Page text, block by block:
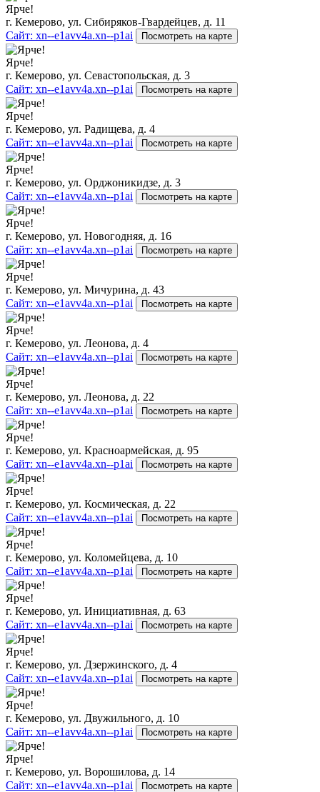
Ярче!
г. Кемерово, ул. Сибиряков-Гвардейцев, д. 11
Сайт: xn--e1avv4a.xn--p1ai
Посмотреть на карте
Ярче!
г. Кемерово, ул. Севастопольская, д. 3
Сайт: xn--e1avv4a.xn--p1ai
Посмотреть на карте
Ярче!
г. Кемерово, ул. Радищева, д. 4
Сайт: xn--e1avv4a.xn--p1ai
Посмотреть на карте
Ярче!
г. Кемерово, ул. Орджоникидзе, д. 3
Сайт: xn--e1avv4a.xn--p1ai
Посмотреть на карте
Ярче!
г. Кемерово, ул. Новогодняя, д. 16
Сайт: xn--e1avv4a.xn--p1ai
Посмотреть на карте
Ярче!
г. Кемерово, ул. Мичурина, д. 43
Сайт: xn--e1avv4a.xn--p1ai
Посмотреть на карте
Ярче!
г. Кемерово, ул. Леонова, д. 4
Сайт: xn--e1avv4a.xn--p1ai
Посмотреть на карте
Ярче!
г. Кемерово, ул. Леонова, д. 22
Сайт: xn--e1avv4a.xn--p1ai
Посмотреть на карте
Ярче!
г. Кемерово, ул. Красноармейская, д. 95
Сайт: xn--e1avv4a.xn--p1ai
Посмотреть на карте
Ярче!
г. Кемерово, ул. Космическая, д. 22
Сайт: xn--e1avv4a.xn--p1ai
Посмотреть на карте
Ярче!
г. Кемерово, ул. Коломейцева, д. 10
Сайт: xn--e1avv4a.xn--p1ai
Посмотреть на карте
Ярче!
г. Кемерово, ул. Инициативная, д. 63
Сайт: xn--e1avv4a.xn--p1ai
Посмотреть на карте
Ярче!
г. Кемерово, ул. Дзержинского, д. 4
Сайт: xn--e1avv4a.xn--p1ai
Посмотреть на карте
Ярче!
г. Кемерово, ул. Двужильного, д. 10
Сайт: xn--e1avv4a.xn--p1ai
Посмотреть на карте
Ярче!
г. Кемерово, ул. Ворошилова, д. 14
Сайт: xn--e1avv4a.xn--p1ai
Посмотреть на карте